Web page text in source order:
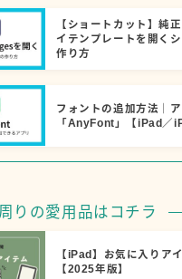
【ショートカット】純
イテンプレートを開く
作り方
フォントの追加方法｜ア
「AnyFont」【iPad／
りの愛用品はコチラ
【iPad】お気に入りア
【2025年版】